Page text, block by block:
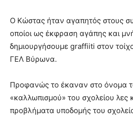
Ο Κώστας ήταν αγαπητός στους
οποίοι ως έκφραση αγάπης και
δημιουργήσουμε graffiiti στον
ΓΕΛ Βύρωνα.
Προφανώς το έκαναν στο όνομα
«καλλωπισμού» του σχολείου λες
προβλήματα υποδομής του